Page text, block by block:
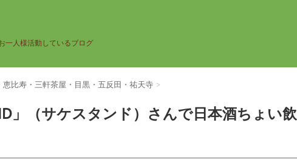
一人様活動しているブログ
恵比寿・三軒茶屋・目黒・五反田・祐天寺 >
」（サケスタンド）さんで日本酒ちょい飲